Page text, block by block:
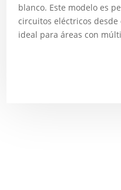
blanco. Este modelo es
circuitos eléctricos
ideal para áreas con